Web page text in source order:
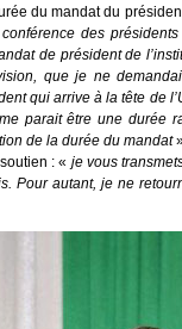
du mandat du
des
de président de
que je ne
qui arrive à la tête de
parait être une durée
de la durée du mandat
: « je vous
Pour autant, je ne